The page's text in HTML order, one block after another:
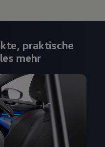
praktische
mehr